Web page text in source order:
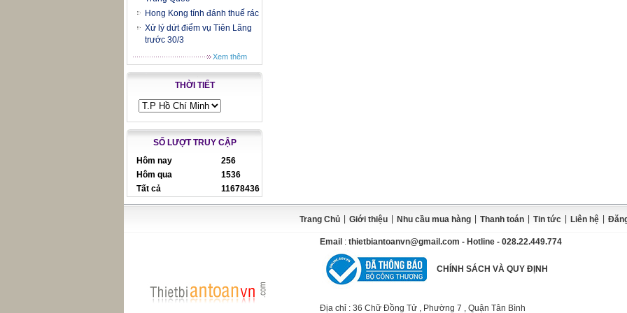
Hong Kong tính đánh thuế rác
Xử lý dứt điểm vụ Tiên Lãng
trước 30/3
Xem thêm
THỜI TIẾT
SỐ LƯỢT TRUY CẬP
Hôm nay
256
Hôm qua
1536
Tất cả
11678436
Trang Chủ Giới thiệu Nhu cầu mua hàng Thanh toán Tin tức Liên hệ
Email : thietbiantoanvn@gmail.com - Hotline - 028.22.449.774
CHÍNH SÁCH VÀ QUY ĐỊNH
Địa chỉ : 36 Chữ Đồng Tử , Phường 7 , Quận Tân Bình